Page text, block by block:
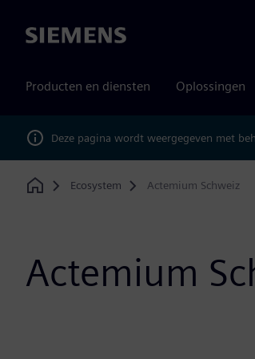
Siemens
Producten en diensten Oplossingen
Deze pagina wordt weergegeven met
Home
Ecosystem Actemium Schweiz
Actemium